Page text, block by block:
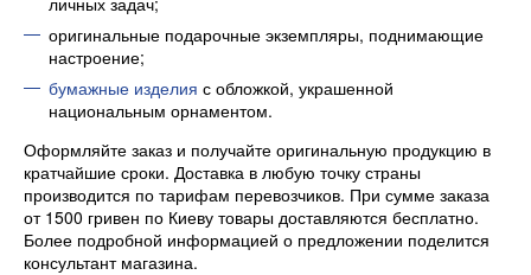
оригинальные подарочные экземпляры, поднимающие
настроение;
бумажные изделия с обложкой, украшенной
национальным орнаментом.
Оформляйте заказ и получайте оригинальную продукцию в
кратчайшие сроки. Доставка в любую точку страны
производится по тарифам перевозчиков. При сумме заказа
от 1500 гривен по Киеву товары доставляются бесплатно.
Более подробной информацией о предложении поделится
консультант магазина.